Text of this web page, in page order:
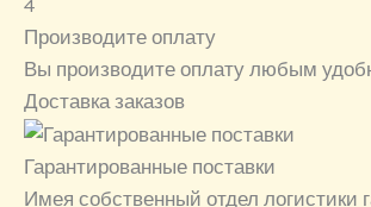
Производите оплату
Вы производите оплату любым
Доставка заказов
Гарантированные поставки
Имея собственный отдел логистики